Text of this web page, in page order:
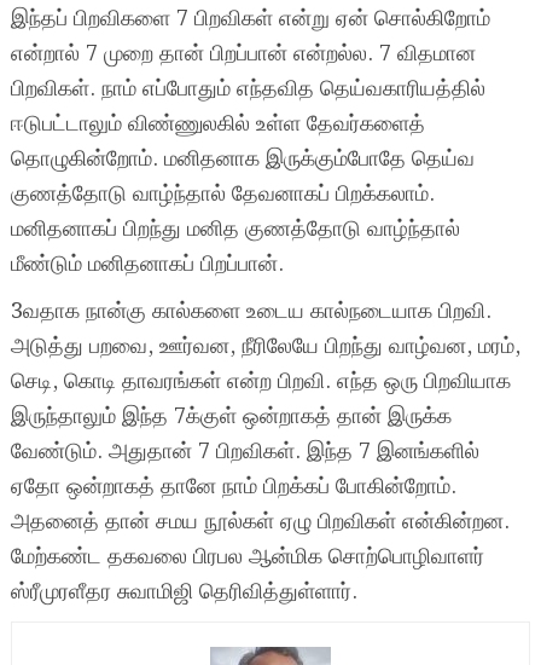
இந்தப் பிறவிகளை 7 பிறவிகள் என்று ஏன் சொல்கிறோம்
என்றால் 7 முறை தான் பிறப்பான் என்றல்ல. 7 விதமான
பிறவிகள். நாம் எப்போதும் எந்தவித தெய்வகாரியத்தில்
ஈடுபட்டாலும் விண்ணுலகில் உள்ள தேவர்களைத்
தொழுகின்றோம். மனிதனாக இருக்கும்போதே தெய்வ
குணத்தோடு வாழ்ந்தால் தேவனாகப் பிறக்கலாம்.
மனிதனாகப் பிறந்து மனித குணத்தோடு வாழ்ந்தால்
மீண்டும் மனிதனாகப் பிறப்பான்.
3வதாக நான்கு கால்களை உடைய கால்நடையாக பிறவி.
அடுத்து பறவை, ஊர்வன, நீரிலேயே பிறந்து வாழ்வன, மரம்,
செடி, கொடி தாவரங்கள் என்ற பிறவி. எந்த ஒரு பிறவியாக
இருந்தாலும் இந்த 7க்குள் ஒன்றாகத் தான் இருக்க
வேண்டும். அதுதான் 7 பிறவிகள். இந்த 7 இனங்களில்
ஏதோ ஒன்றாகத் தானே நாம் பிறக்கப் போகின்றோம்.
அதனைத் தான் சமய நூல்கள் ஏழு பிறவிகள் என்கின்றன.
மேற்கண்ட தகவலை பிரபல ஆன்மிக சொற்பொழிவாளர்
ஸ்ரீமுரளீதர சுவாமிஜி தெரிவித்துள்ளார்.